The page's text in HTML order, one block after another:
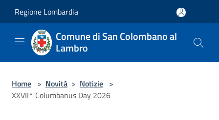
Regione Lombardia
Comune di San Colombano al
Lambro
Home > Novità > Notizie >
XXVII° Columbanus Day 2026